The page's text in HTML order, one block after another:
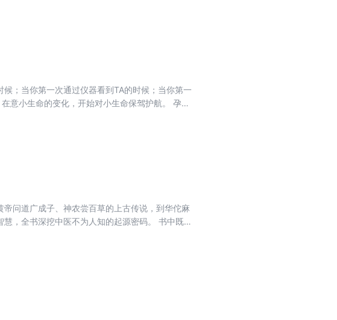
；当你第一次通过仪器看到TA的时候；当你第一
意小生命的变化，开始对小生命保驾护航。 孕期
问道广成子、神农尝百草的上古传说，到华佗麻
，全书深挖中医不为人知的起源密码。 书中既有